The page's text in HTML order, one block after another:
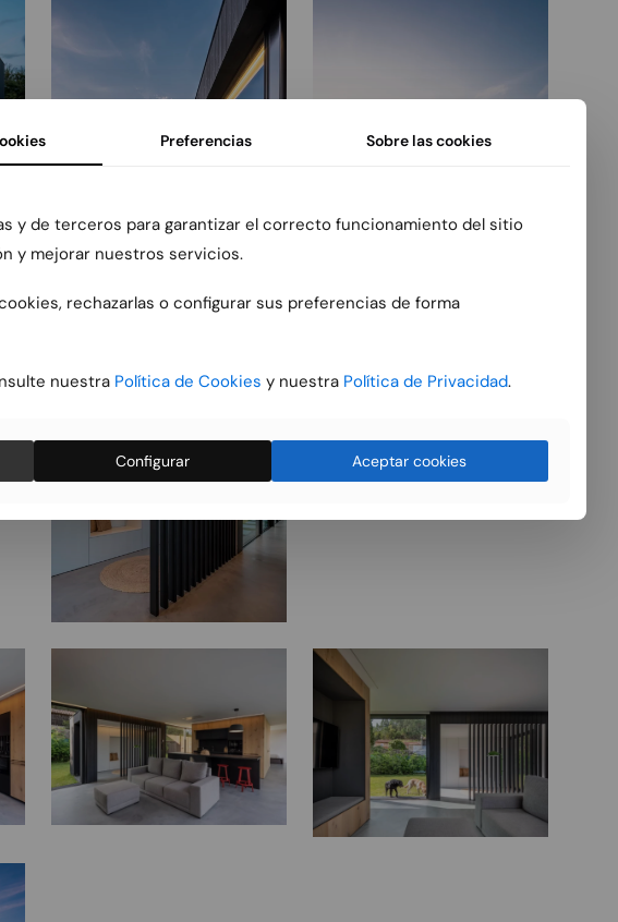
Preferencias Sobre lascookies
y de terceros para garantizar el correcto funcionamiento del sitio
y mejorar nuestros servicios.
rechazarlas o configurar sus preferencias de forma
nuestra Política de Cookies y nuestra Política de Privacidad.
Configurar Aceptar cookies